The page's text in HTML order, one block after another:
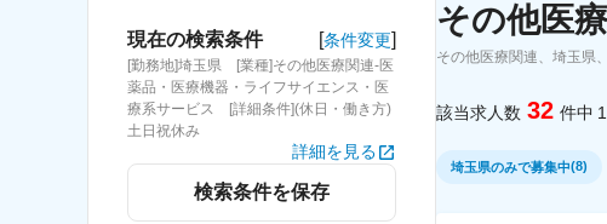
求人特集から探す
スカウトサービ
現在の検索条件 [条件変更]
[勤務地]埼玉県 [業種]その他医療関連-医
薬品・医療機器・ライフサイエンス・医
療系サービス [詳細条件](休日・働き方)
土日祝休み
詳細を見る
検索条件を保存
その他医
その他医療関連、埼玉県
該当求人数 32 件中
埼玉県のみで募集中(8)